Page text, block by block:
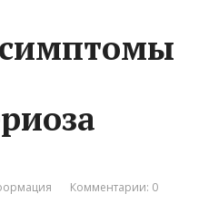
Комментарии: 0